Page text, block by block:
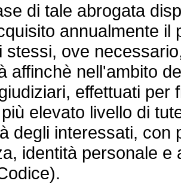
di tale abrogata
annualmente
stessi, ove
affinchè nell'ambito
effettuati
elevato livello di
degli interessati, con
identità personale